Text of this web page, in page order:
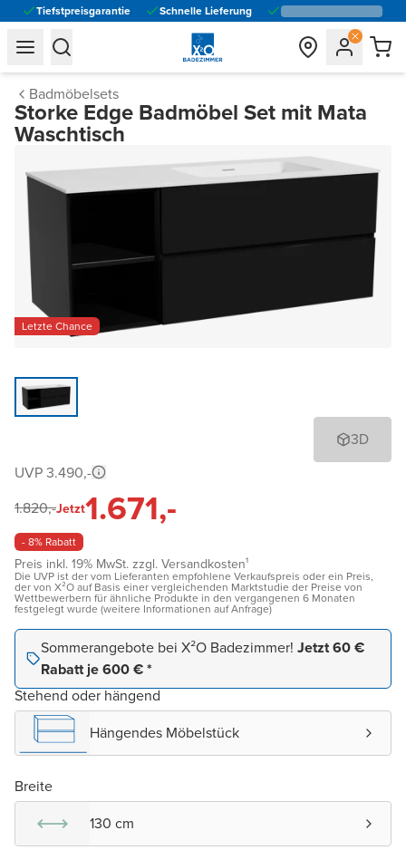
Tiefstpreisgarantie Schnelle Lieferung
general.navigation.toggle_menu.label
general.navigation.toggle_menu.label
Badmöbelsets
Storke Edge Badmöbel Set mit Mata
Waschtisch
Letzte Chance
3D
UVP 3.490,-
1.820,-Jetzt1.671,-
- 8% Rabatt
Preis inkl. 19% MwSt. zzgl. Versandkosten¹
Die UVP ist der vom Lieferanten empfohlene Verkaufspreis oder ein Preis,
der von X²O auf Basis einer vergleichenden Marktstudie der Preise von
Wettbewerbern für ähnliche Produkte in den vergangenen 6 Monaten
festgelegt wurde (weitere Informationen auf Anfrage)
Sommerangebote bei X²O Badezimmer! Jetzt 60 €
Rabatt je 600 € *
Stehend oder hängend
Hängendes Möbelstück
Breite
130 cm